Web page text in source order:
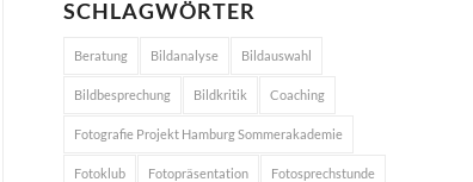
SCHLAGWÖRTER
Beratung Bildanalyse Bildauswahl
Bildbesprechung Bildkritik Coaching
Fotografie Projekt Hamburg Sommerakademie
Fotoklub Fotopräsentation Fotosprechstunde